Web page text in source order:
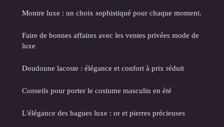
Montre luxe : un choix sophistiqué pour chaque moment.
Faire de bonnes affaires avec les ventes privées mode de
luxe
Doudoune lacoste : élégance et confort à prix réduit
Conseils pour porter le costume masculin en été
L'élégance des bagues luxe : or et pierres précieuses